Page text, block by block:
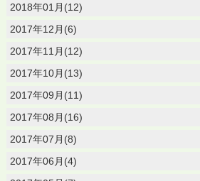
2018年01月(12)
2017年12月(6)
2017年11月(12)
2017年10月(13)
2017年09月(11)
2017年08月(16)
2017年07月(8)
2017年06月(4)